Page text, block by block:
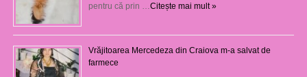
pentru că prin … Citește mai mult »
Vrăjitoarea Mercedeza din Craiova m-a salvat de
farmece